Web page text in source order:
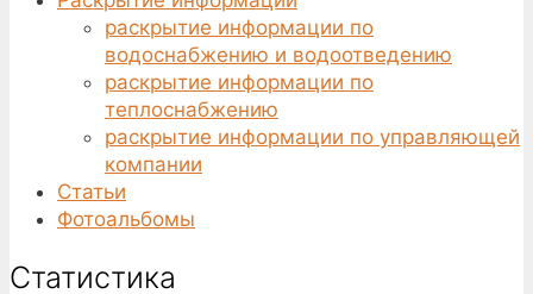
раскрытие информации по
водоснабжению и водоотведению
раскрытие информации по
теплоснабжению
раскрытие информации по управляющей
компании
Статьи
Фотоальбомы
Статистика